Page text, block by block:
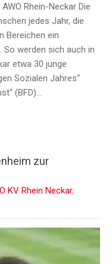
Rhein-Neckar Die
jedes Jahr, die
Bereichen ein
werden sich auch in
etwa 30 junge
Sozialen Jahres“
(BFD)…
zur
KV Rhein Neckar,